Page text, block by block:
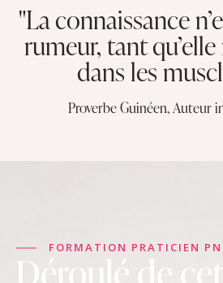
"La connaissance
rumeur, tant qu’elle
dans les
Proverbe Guinéen, Auteur
FORMATION PRATICIEN
Déroulé de